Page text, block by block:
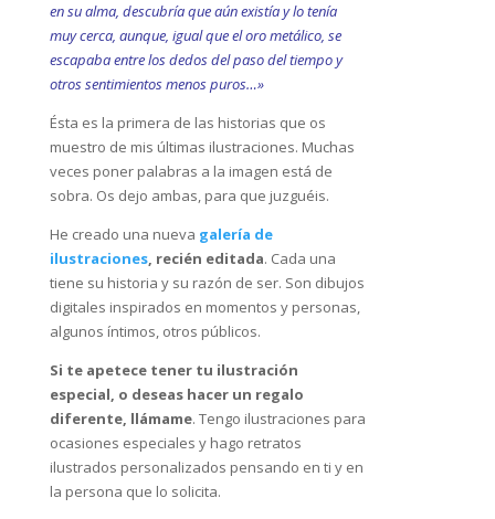
en su alma, descubría que aún existía y lo tenía
muy cerca, aunque, igual que el oro metálico, se
escapaba entre los dedos del paso del tiempo y
otros sentimientos menos puros…»
Ésta es la primera de las historias que os
muestro de mis últimas ilustraciones. Muchas
veces poner palabras a la imagen está de
sobra. Os dejo ambas, para que juzguéis.
He creado una nueva galería de
ilustraciones, recién editada. Cada una
tiene su historia y su razón de ser. Son dibujos
digitales inspirados en momentos y personas,
algunos íntimos, otros públicos.
Si te apetece tener tu ilustración
especial, o deseas hacer un regalo
diferente, llámame. Tengo ilustraciones para
ocasiones especiales y hago retratos
ilustrados personalizados pensando en ti y en
la persona que lo solicita.